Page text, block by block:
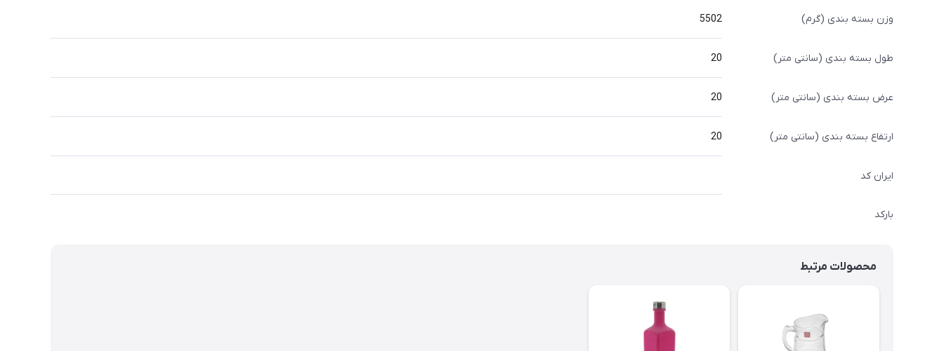
وزن بسته بندی (گرم) 5502
طول بسته بندی (سانتی متر) 20
عرض بسته بندی (سانتی متر) 20
ارتفاع بسته بندی (سانتی متر) 20
ایران کد
بارکد
محصولات مرتبط